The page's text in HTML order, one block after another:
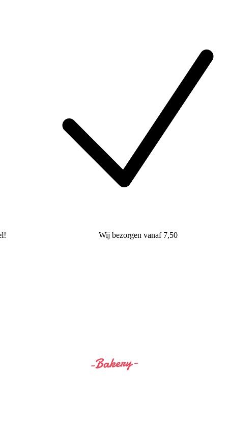
Wijbezorgenvanaf 7,50